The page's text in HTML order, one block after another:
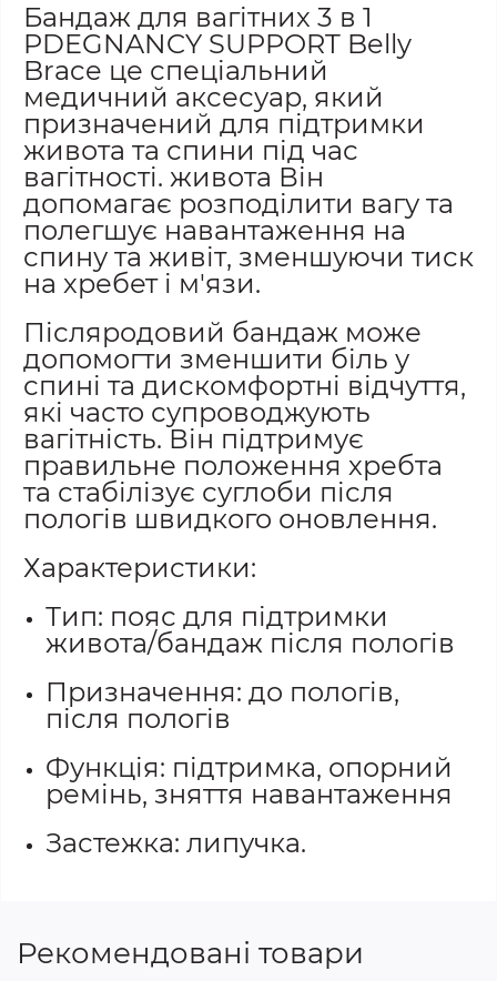
Бандаж для вагітних 3 в 1
PDEGNANCY SUPPORT Belly
Brace це спеціальний
медичний аксесуар, який
призначений для підтримки
живота та спини під час
вагітності. живота Він
допомагає розподілити вагу та
полегшує навантаження на
спину та живіт, зменшуючи тиск
на хребет і м'язи.
Післяродовий бандаж може
допомогти зменшити біль у
спині та дискомфортні відчуття,
які часто супроводжують
вагітність. Він підтримує
правильне положення хребта
та стабілізує суглоби після
пологів швидкого оновлення.
Характеристики:
Тип: пояс для підтримки
живота/бандаж після пологів
Призначення: до пологів,
після пологів
Функція: підтримка, опорний
ремінь, зняття навантаження
Застежка: липучка.
Рекомендовані товари